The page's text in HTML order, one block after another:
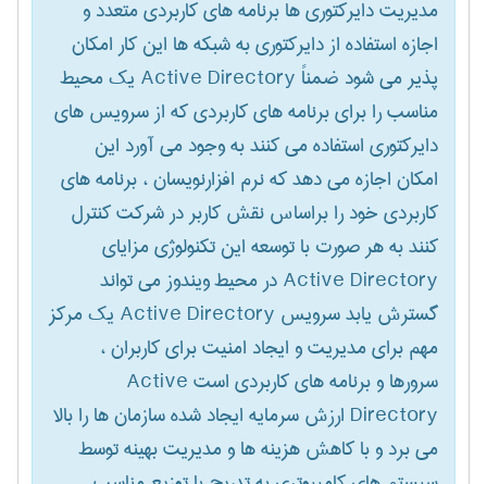
مدیریت دایرکتوری ها برنامه های کاربردی متعدد و
اجازه استفاده از دایرکتوری به شبکه ها این کار امکان
پذیر می شود ضمناً Active Directory یک محیط
مناسب را برای برنامه های کاربردی که از سرویس های
دایرکتوری استفاده می کنند به وجود می آورد این
امکان اجازه می دهد که نرم افزارنویسان ، برنامه های
کاربردی خود را براساس نقش کاربر در شرکت کنترل
کنند به هر صورت با توسعه این تکنولوژی مزایای
Active Directory در محیط ویندوز می تواند
گسترش یابد سرویس Active Directory یک مرکز
مهم برای مدیریت و ایجاد امنیت برای کاربران ،
سرورها و برنامه های کاربردی است Active
Directory ارزش سرمایه ایجاد شده سازمان ها را بالا
می برد و با کاهش هزینه ها و مدیریت بهینه توسط